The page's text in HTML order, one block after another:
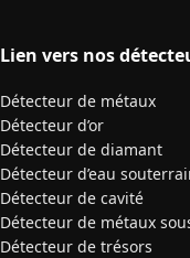
Lien vers nos
Détecteur de métaux
Détecteur d’or
Détecteur de diamant
Détecteur d’eau
Détecteur de cavité
Détecteur de métaux
Détecteur de trésors